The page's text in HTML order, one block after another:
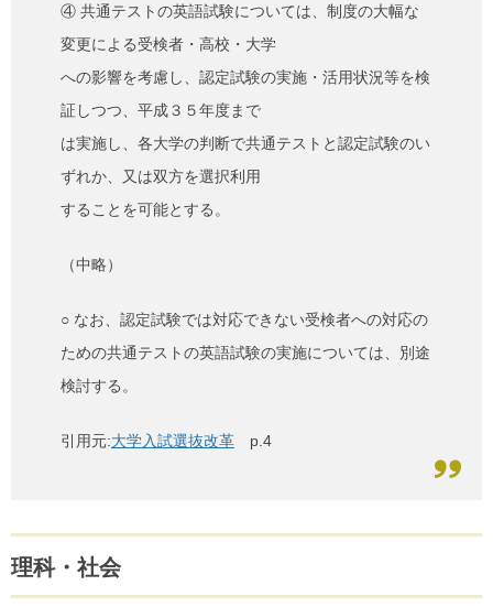
④ 共通テストの英語試験については、制度の大幅な
変更による受検者・高校・大学
への影響を考慮し、認定試験の実施・活用状況等を検
証しつつ、平成３５年度まで
は実施し、各大学の判断で共通テストと認定試験のい
ずれか、又は双方を選択利用
することを可能とする。
（中略）
○ なお、認定試験では対応できない受検者への対応の
ための共通テストの英語試験の実施については、別途
検討する。
引用元:大学入試選抜改革 p.4
理科・社会